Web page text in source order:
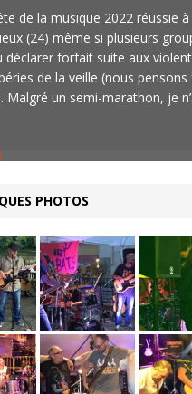
de la musique 2022 réussie à
(24) même si plusieurs
déclarer forfait suite aux
de la veille (nous
Malgré un semi-marathon, je
PHOTOS